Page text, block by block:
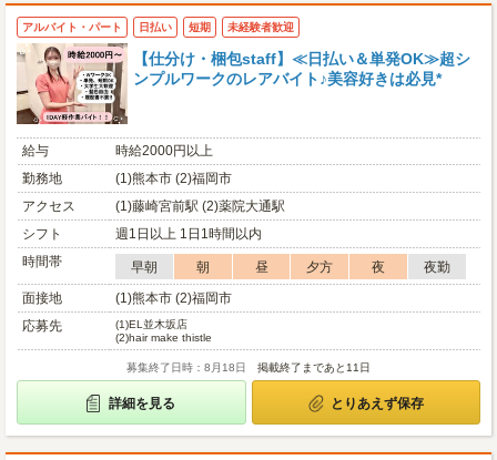
アルバイト・パート 日払い 短期 未経験者歓迎
【仕分け・梱包staff】≪日払い＆単発OK≫超シ
ンプルワークのレアバイト♪美容好きは必見*
給与
時給2000円以上
勤務地
(1)熊本市 (2)福岡市
アクセス
(1)藤崎宮前駅 (2)薬院大通駅
シフト
週1日以上 1日1時間以内
時間帯
早朝 朝 昼 夕方 夜
夜勤
面接地
(1)熊本市 (2)福岡市
応募先
(1)EL並木坂店
(2)hair make thistle
募集終了日時：8月18日 掲載終了まであと11日
詳細を見る とりあえず保存